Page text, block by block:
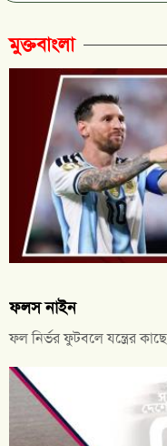
মুক্তবাংলা
ফলস নাইন
ফল নির্ভর ফুটবলে যন্ত্রের